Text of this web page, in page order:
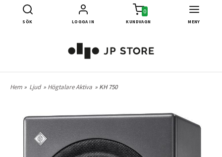
SÖK LOGGA IN
0
KUNDVAGN MENY
Hem » Ljud » Högtalare Aktiva » KH 750